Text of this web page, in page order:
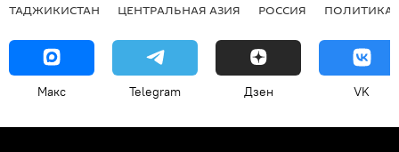
ТАДЖИКИСТАН ЦЕНТРАЛЬНАЯ АЗИЯ РОССИЯ ПОЛИТИКА
Макс Telegram Дзен VK